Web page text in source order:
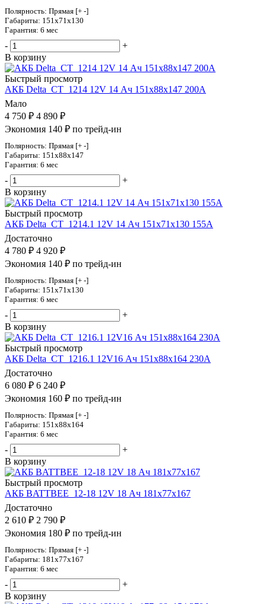
Полярность: Прямая [+ -]
Габариты: 151x71x130
Гарантия: 6 мес
-
+
В корзину
Быстрый просмотр
АКБ Delta_CT_1214 12V 14 Ач 151х88х147 200А
Мало
4 750 ₽ 4 890 ₽
Экономия 140 ₽ по трейд-ин
Полярность: Прямая [+ -]
Габариты: 151x88x147
Гарантия: 6 мес
-
+
В корзину
Быстрый просмотр
АКБ Delta_CT_1214.1 12V 14 Ач 151х71х130 155А
Достаточно
4 780 ₽ 4 920 ₽
Экономия 140 ₽ по трейд-ин
Полярность: Прямая [+ -]
Габариты: 151x71x130
Гарантия: 6 мес
-
+
В корзину
Быстрый просмотр
АКБ Delta_CT_1216.1 12V16 Ач 151х88х164 230А
Достаточно
6 080 ₽ 6 240 ₽
Экономия 160 ₽ по трейд-ин
Полярность: Прямая [+ -]
Габариты: 151x88x164
Гарантия: 6 мес
-
+
В корзину
Быстрый просмотр
АКБ BATTBEE_12-18 12V 18 Ач 181х77х167
Достаточно
2 610 ₽ 2 790 ₽
Экономия 180 ₽ по трейд-ин
Полярность: Прямая [+ -]
Габариты: 181x77x167
Гарантия: 6 мес
-
+
В корзину